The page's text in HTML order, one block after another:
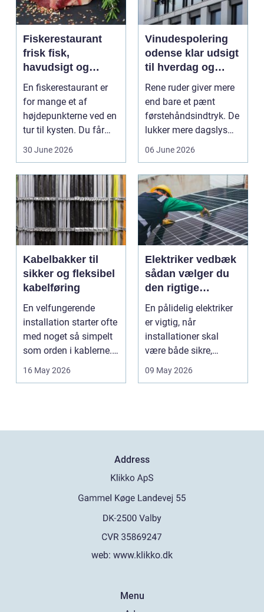
Fiskerestaurant
frisk fisk,
havudsigt og
afslappet
atmosfære
En fiskerestaurant er
for mange et af
højdepunkterne ved en
tur til kysten. Du får
30 June 2026
Vinudespolering
odense klar udsigt
til hverdag og
erhverv
Rene ruder giver mere
end bare et pænt
førstehåndsindtryk. De
lukker mere dagslys
06 June 2026
Kabelbakker til
sikker og fleksibel
kabelføring
En velfungerende
installation starter ofte
med noget så simpelt
som orden i kablerne.
16 May 2026
Elektriker vedbæk
sådan vælger du
den rigtige
fagmand
En pålidelig elektriker
er vigtig, når
installationer skal
være både sikre,
09 May 2026
Address
web: www.klikko.dk
Menu